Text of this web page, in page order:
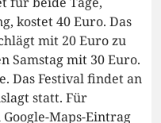
kostet 40 Euro. Das
mit 20 Euro zu
Samstag mit 30 Euro.
Das Festival findet an
statt. Für
Maps-Eintrag